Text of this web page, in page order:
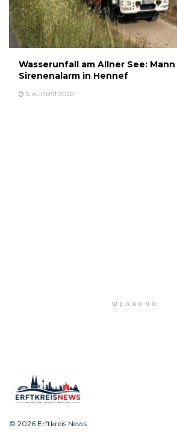
Wasserunfall am Allner See:
Sirenenalarm in Hennef
5. AUGUST 2026
WERBUNG
© 2026 Erftkreis News